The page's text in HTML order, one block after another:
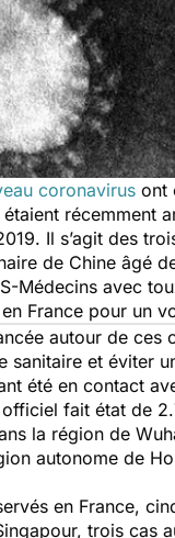
coronavirus ont
récemment
Il s’agit des
de Chine âgé
Médecins avec
France pour un
autour de
sanitaire et éviter
été en contact
fait état de
la région de
autonome de
en France,
trois cas